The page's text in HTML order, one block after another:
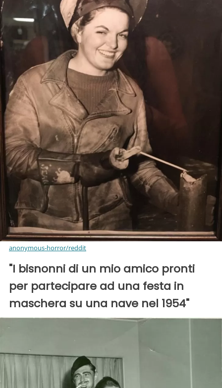
anonymous-horror/reddit
"I bisnonni di un mio amico pronti
per partecipare ad una festa in
maschera su una nave nel 1954"